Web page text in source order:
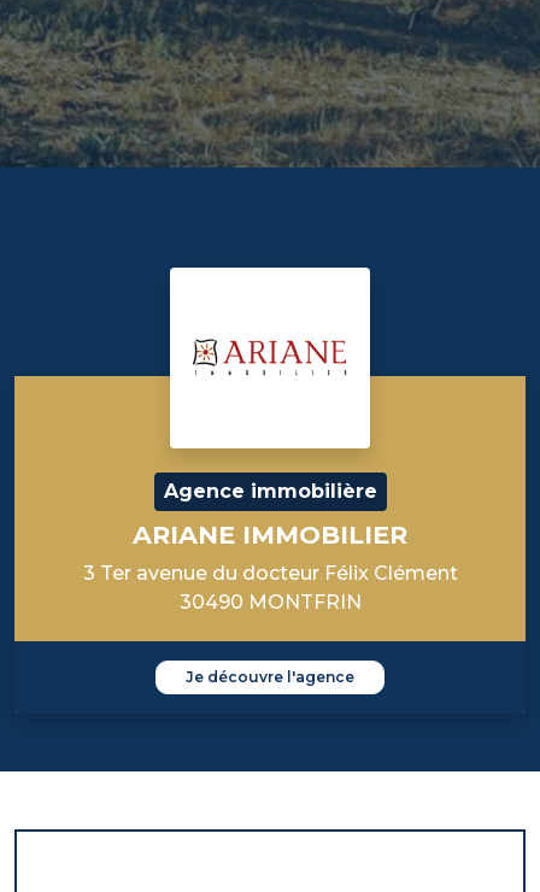
Agence immobilière
ARIANE IMMOBILIER
3 Ter avenue du docteur Félix Clément
30490 MONTFRIN
Je découvre l'agence